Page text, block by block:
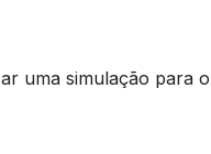
uma simulação para